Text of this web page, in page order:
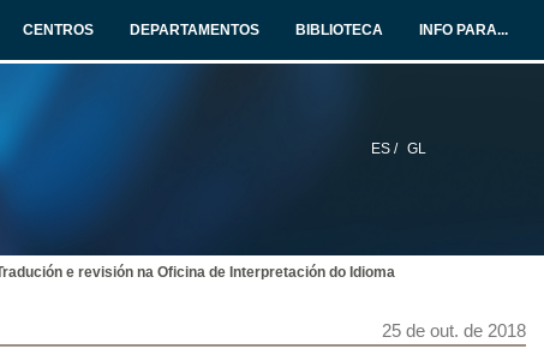
CENTROS DEPARTAMENTOS BIBLIOTECA INFO PARA...
ES / GL
e revisión na Oficina de Interpretación do Idioma
25 de out. de 2018